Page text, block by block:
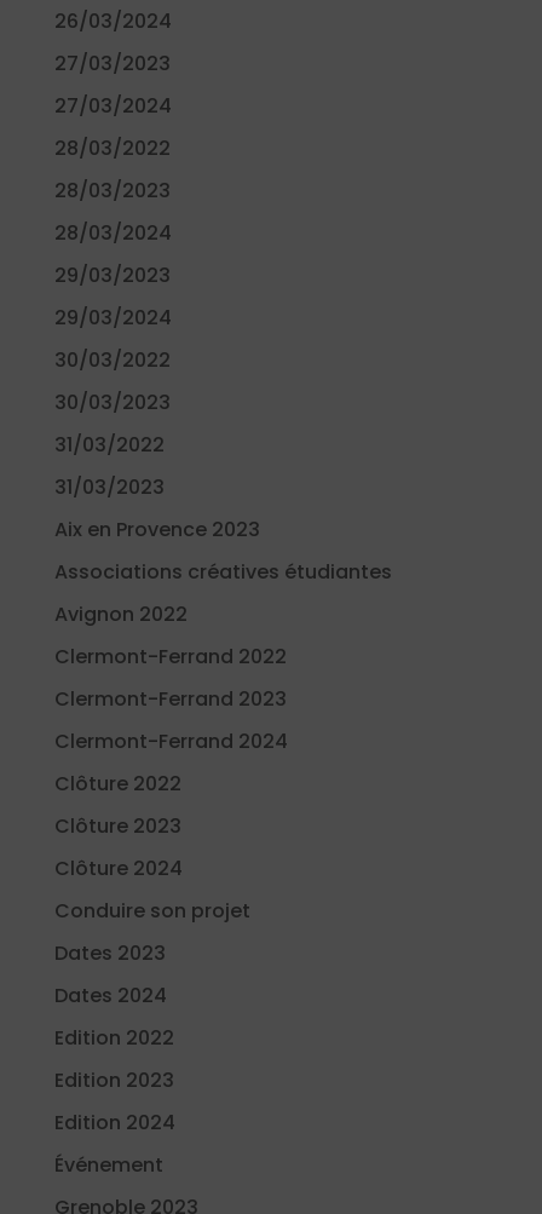
26/03/2024
27/03/2023
27/03/2024
28/03/2022
28/03/2023
28/03/2024
29/03/2023
29/03/2024
30/03/2022
30/03/2023
31/03/2022
31/03/2023
Aix en Provence 2023
Associations créatives étudiantes
Avignon 2022
Clermont-Ferrand 2022
Clermont-Ferrand 2023
Clermont-Ferrand 2024
Clôture 2022
Clôture 2023
Clôture 2024
Conduire son projet
Dates 2023
Dates 2024
Edition 2022
Edition 2023
Edition 2024
Événement
Grenoble 2023